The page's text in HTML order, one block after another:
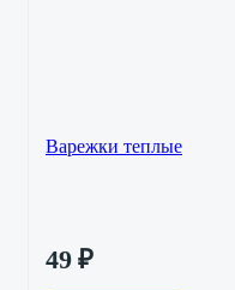
Варежки теплые
49 ₽